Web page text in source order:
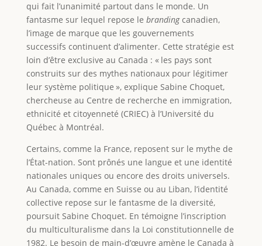
qui fait l’unanimité partout dans le monde. Un
fantasme sur lequel repose le brandingcanadien,
l’image de marque que les gouvernements
successifs continuent d’alimenter. Cette stratégie est
loin d’être exclusive au Canada : « les pays sont
construits sur des mythes nationaux pour légitimer
leur système politique », explique Sabine Choquet,
chercheuse au Centre de recherche en immigration,
ethnicité et citoyenneté (CRIEC) à l’Université du
Québec à Montréal.
Certains, comme la France, reposent sur le mythe de
l’État-nation. Sont prônés une langue et une identité
nationales uniques ou encore des droits universels.
Au Canada, comme en Suisse ou au Liban, l’identité
collective repose sur le fantasme de la diversité,
poursuit Sabine Choquet. En témoigne l’inscription
du multiculturalisme dans la Loi constitutionnelle de
1982. Le besoin de main-d’œuvre amène le Canada à